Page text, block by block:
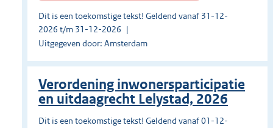
Dit is een toekomstige tekst! Geldend vanaf 31-12-
2026 t/m 31-12-2026
Uitgegeven door: Amsterdam
Verordening inwonersparticipatie
en uitdaagrecht Lelystad, 2026
Dit is een toekomstige tekst! Geldend vanaf 01-12-